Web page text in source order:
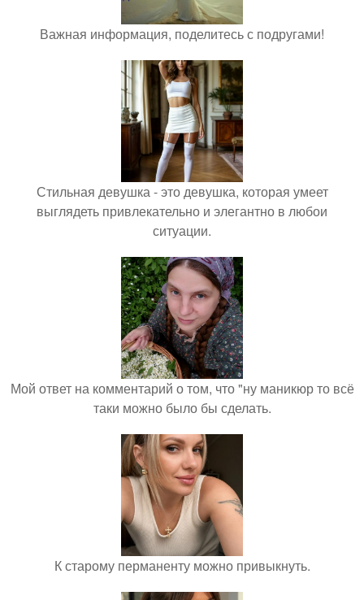
Важная информация, поделитесь с подругами!
Стильная девушка - это девушка, которая умеет
выглядеть привлекательно и элегантно в любои
ситуации.
Мой ответ на комментарий о том, что "ну маникюр то всё
таки можно было бы сделать.
К старому перманенту можно привыкнуть.